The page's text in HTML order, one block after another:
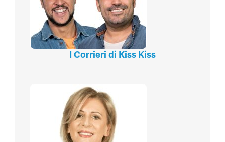
I Corrieri di Kiss Kiss